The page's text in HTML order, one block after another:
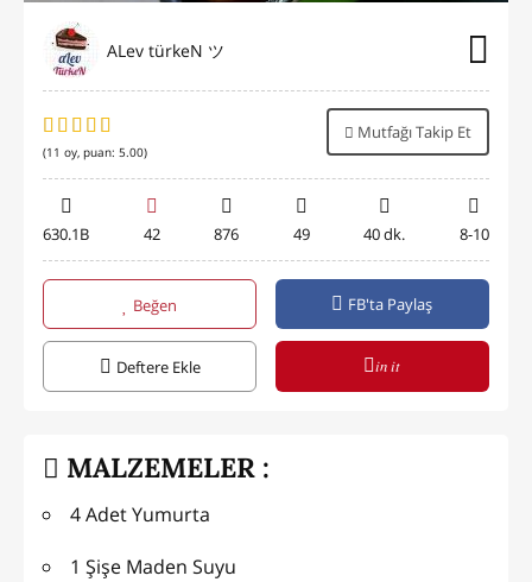
ALev türkeN ツ
(11 oy, puan: 5.00)
Mutfağı Takip Et
630.1B 42 876 49 40 dk. 8-10
Beğen FB'ta Paylaş
Deftere Ekle in it
MALZEMELER :
4 Adet Yumurta
1 Şişe Maden Suyu